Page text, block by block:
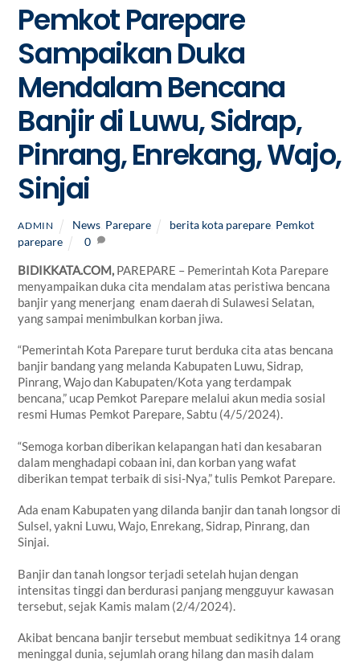
Pemkot Parepare
Sampaikan Duka
Mendalam Bencana
Banjir di Luwu, Sidrap,
Pinrang, Enrekang, Wajo,
Sinjai
ADMIN News, Parepare berita kota parepare, Pemkot
parepare
0
BIDIKKATA.COM, PAREPARE – Pemerintah Kota Parepare
menyampaikan duka cita mendalam atas peristiwa bencana
banjir yang menerjang enam daerah di Sulawesi Selatan,
yang sampai menimbulkan korban jiwa.
“Pemerintah Kota Parepare turut berduka cita atas bencana
banjir bandang yang melanda Kabupaten Luwu, Sidrap,
Pinrang, Wajo dan Kabupaten/Kota yang terdampak
bencana,” ucap Pemkot Parepare melalui akun media sosial
resmi Humas Pemkot Parepare, Sabtu (4/5/2024).
“Semoga korban diberikan kelapangan hati dan kesabaran
dalam menghadapi cobaan ini, dan korban yang wafat
diberikan tempat terbaik di sisi-Nya,” tulis Pemkot Parepare.
Ada enam Kabupaten yang dilanda banjir dan tanah longsor di
Sulsel, yakni Luwu, Wajo, Enrekang, Sidrap, Pinrang, dan
Sinjai.
Banjir dan tanah longsor terjadi setelah hujan dengan
intensitas tinggi dan berdurasi panjang mengguyur kawasan
tersebut, sejak Kamis malam (2/4/2024).
Akibat bencana banjir tersebut membuat sedikitnya 14 orang
meninggal dunia, sejumlah orang hilang dan masih dalam